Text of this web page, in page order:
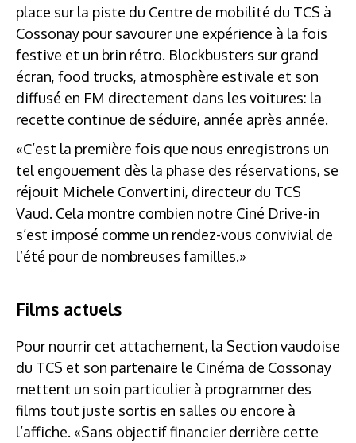
place sur la piste du Centre de mobilité du TCS à
Cossonay pour savourer une expérience à la fois
festive et un brin rétro. Blockbusters sur grand
écran, food trucks, atmosphère estivale et son
diffusé en FM directement dans les voitures: la
recette continue de séduire, année après année.
«C’est la première fois que nous enregistrons un
tel engouement dès la phase des réservations, se
réjouit Michele Convertini, directeur du TCS
Vaud. Cela montre combien notre Ciné Drive-in
s’est imposé comme un rendez-vous convivial de
l’été pour de nombreuses familles.»
Films actuels
Pour nourrir cet attachement, la Section vaudoise
du TCS et son partenaire le Cinéma de Cossonay
mettent un soin particulier à programmer des
films tout juste sortis en salles ou encore à
l’affiche. «Sans objectif financier derrière cette